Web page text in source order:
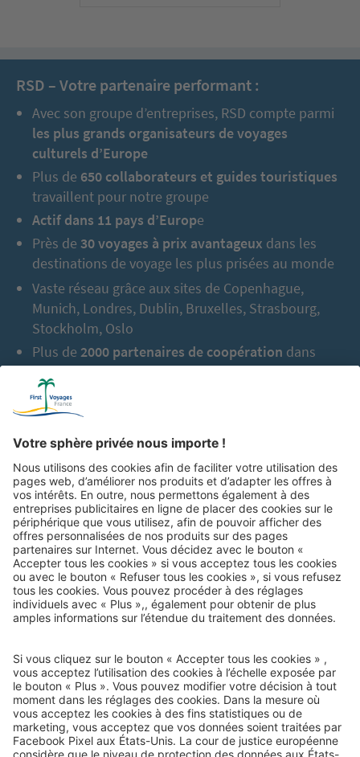
RSD – Votre partenaire performant :
Avec son groupe d’entreprises, RSD compte parmi
les plus grands organisateurs de voyages
culturels d’Europe
Plus de 650 collaborateurs et guides touristiques
travaillent pour notre groupe
Actif dans 11 pays d’Europe
Près de 30 voyages à prix avantageux dans les
destinations de voyage les plus prisées au monde
Vaste réseau grâce aux sites de Copenhague,
Munich, Londres, Dublin, Bruxelles, Strasbourg,
Stockholm, Oslo
Plus de 2000 partenaires de coopération dans
l’Europe entière
En tout jusqu’à aujourd’hui :
vacanciers
Courrier de voyage
e-mail-newsletter :
Nous serons heureux de vous envoyer nos meilleurs voyages